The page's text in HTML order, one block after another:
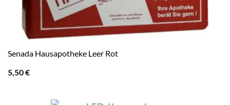
Senada Hausapotheke Leer Rot
5,50€